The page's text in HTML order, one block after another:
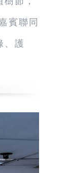
賓聯同
、護